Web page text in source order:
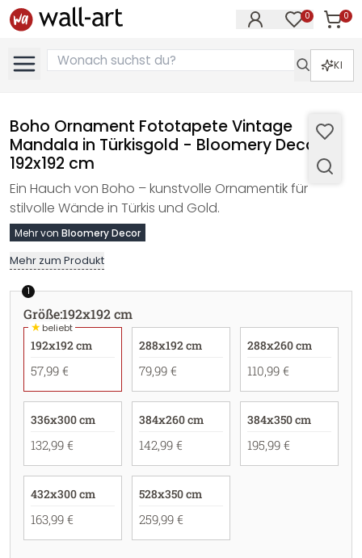
0 0
KI
Boho Ornament Fototapete Vintage
Mandala in Türkisgold - Bloomery Decor -
192x192 cm
Ein Hauch von Boho – kunstvolle Ornamentik für
stilvolle Wände in Türkis und Gold.
Mehr von Bloomery Decor
Mehr zum Produkt
1
Größe:192x192 cm
★beliebt
192x192 cm
57,99 €
288x192 cm
79,99 €
288x260 cm
110,99 €
336x300 cm
132,99 €
384x260 cm
142,99 €
384x350 cm
195,99 €
432x300 cm
163,99 €
528x350 cm
259,99 €